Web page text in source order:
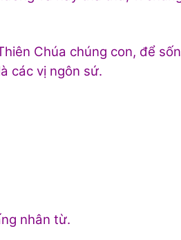
Chúa chúng con, để
các vị ngôn sứ.
nhân từ.